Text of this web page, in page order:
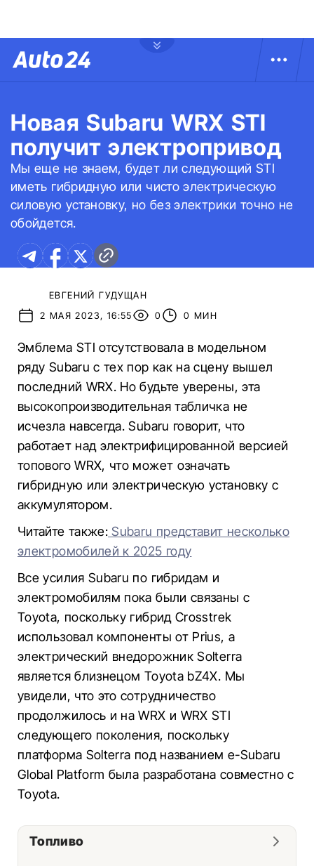
Новая Subaru WRX STI
получит электропривод
Мы еще не знаем, будет ли следующий STI
иметь гибридную или чисто электрическую
силовую установку, но без электрики точно не
обойдется.
ЕВГЕНИЙ ГУДУЩАН
2 МАЯ 2023, 16:55
0 0 МИН
Эмблема STI отсутствовала в модельном
ряду Subaru с тех пор как на сцену вышел
последний WRX. Но будьте уверены, эта
высокопроизводительная табличка не
исчезла навсегда. Subaru говорит, что
работает над электрифицированной версией
топового WRX, что может означать
гибридную или электрическую установку с
аккумулятором.
Читайте также: Subaru представит несколько
электромобилей к 2025 году
Все усилия Subaru по гибридам и
электромобилям пока были связаны с
Toyota, поскольку гибрид Crosstrek
использовал компоненты от Prius, а
электрический внедорожник Solterra
является близнецом Toyota bZ4X. Мы
увидели, что это сотрудничество
продолжилось и на WRX и WRX STI
следующего поколения, поскольку
платформа Solterra под названием e-Subaru
Global Platform была разработана совместно с
Toyota.
Топливо